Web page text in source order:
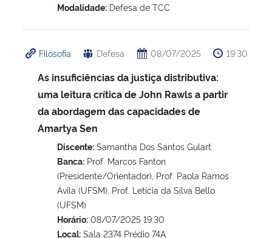
Modalidade: Defesa de TCC
Filosofia Defesa 08/07/2025 19:30
As insuficiências da justiça distributiva:
uma leitura crítica de John Rawls a partir
da abordagem das capacidades de
Amartya Sen
Discente: Samantha Dos Santos Gulart
Banca: Prof. Marcos Fanton
(Presidente/Orientador), Prof. Paola Ramos
Ávila (UFSM), Prof. Letícia da Silva Bello
(UFSM)
Horário: 08/07/2025 19:30
Local: Sala 2374 Prédio 74A